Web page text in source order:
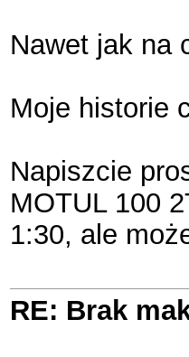
Nawet jak na
Moje historie
Napiszcie
MOTUL 100
1:30, ale
RE: Brak